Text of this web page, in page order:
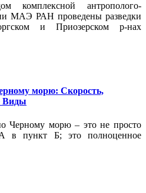
комплексной антрополого-
МАЭ РАН проведены разведки
и Приозерском р-нах
морю: Скорость,
Виды
Черному морю – это не просто
в пункт Б; это полноценное